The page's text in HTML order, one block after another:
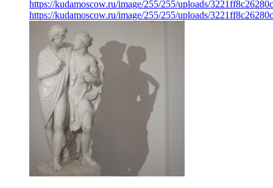
https://kudamoscow.ru/image/255/255/uploads/
https://kudamoscow.ru/image/255/255/uploads/